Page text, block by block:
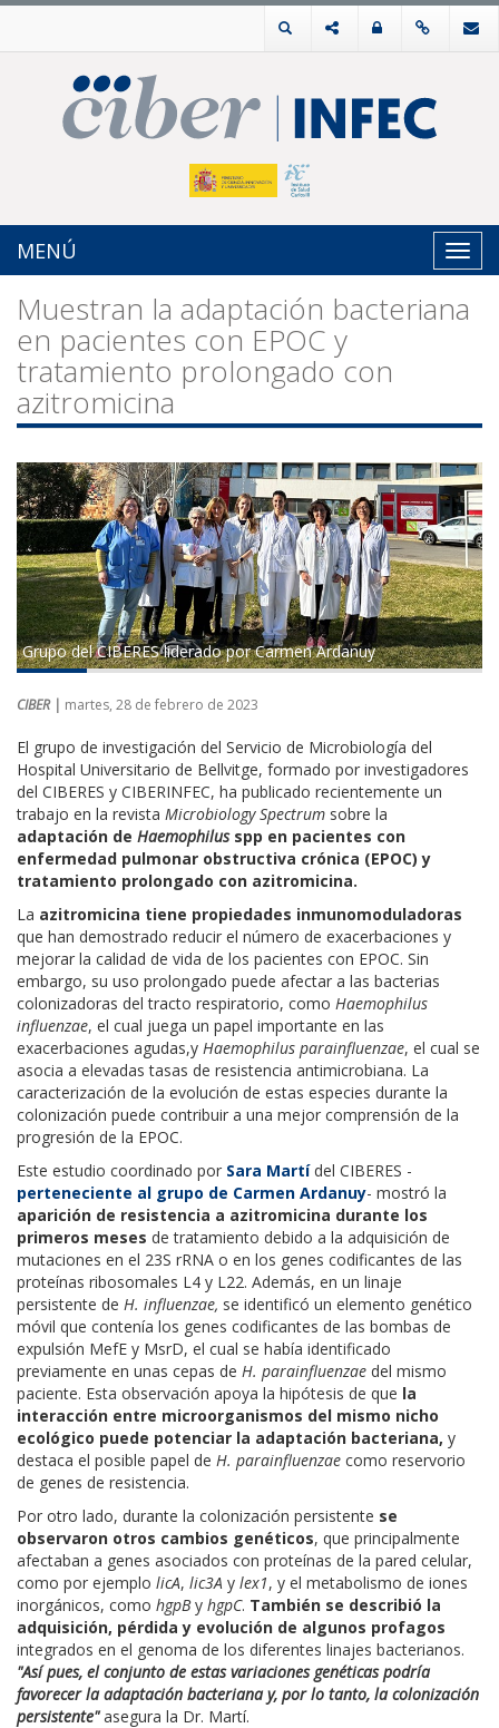
MENÚ
Muestran la adaptación bacteriana
en pacientes con EPOC y
tratamiento prolongado con
azitromicina
Grupo del CIBERES liderado por Carmen Ardanuy
CIBER | martes, 28 de febrero de 2023
El grupo de investigación del Servicio de Microbiología del
Hospital Universitario de Bellvitge, formado por investigadores
del CIBERES y CIBERINFEC, ha publicado recientemente un
trabajo en la revista Microbiology Spectrum sobre la
adaptación de Haemophilus spp en pacientes con
enfermedad pulmonar obstructiva crónica (EPOC) y
tratamiento prolongado con azitromicina.
La azitromicina tiene propiedades inmunomoduladoras
que han demostrado reducir el número de exacerbaciones y
mejorar la calidad de vida de los pacientes con EPOC. Sin
embargo, su uso prolongado puede afectar a las bacterias
colonizadoras del tracto respiratorio, como Haemophilus
influenzae, el cual juega un papel importante en las
exacerbaciones agudas,y Haemophilus parainfluenzae, el cual se
asocia a elevadas tasas de resistencia antimicrobiana. La
caracterización de la evolución de estas especies durante la
colonización puede contribuir a una mejor comprensión de la
progresión de la EPOC.
Este estudio coordinado por Sara Martídel CIBERES -
perteneciente al grupo de Carmen Ardanuy- mostró la
aparición de resistencia a azitromicina durante los
primeros meses de tratamiento debido a la adquisición de
mutaciones en el 23S rRNA o en los genes codificantes de las
proteínas ribosomales L4 y L22. Además, en un linaje
persistente de H. influenzae, se identificó un elemento genético
móvil que contenía los genes codificantes de las bombas de
expulsión MefE y MsrD, el cual se había identificado
previamente en unas cepas de H. parainfluenzae del mismo
paciente. Esta observación apoya la hipótesis de que la
interacción entre microorganismos del mismo nicho
ecológico puede potenciar la adaptación bacteriana, y
destaca el posible papel de H. parainfluenzae como reservorio
de genes de resistencia.
Por otro lado, durante la colonización persistente se
observaron otros cambios genéticos, que principalmente
afectaban a genes asociados con proteínas de la pared celular,
como por ejemplo licA, lic3A y lex1, y el metabolismo de iones
inorgánicos, como hgpBy hgpC. También se describió la
adquisición, pérdida y evolución de algunos profagos
integrados en el genoma de los diferentes linajes bacterianos.
"Así pues, el conjunto de estas variaciones genéticas podría
favorecer la adaptación bacteriana y, por lo tanto, la colonización
persistente"asegura la Dr. Martí.